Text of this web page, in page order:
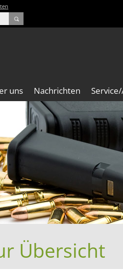
uns Nachrichten
Übersicht